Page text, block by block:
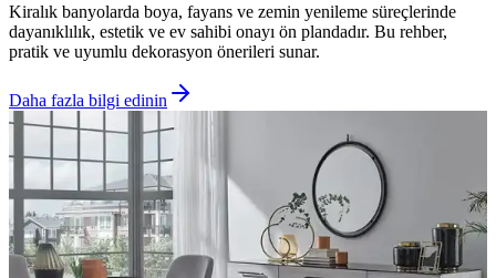
Kiralık banyolarda boya, fayans ve zemin yenileme süreçlerinde
dayanıklılık, estetik ve ev sahibi onayı ön plandadır. Bu rehber,
pratik ve uyumlu dekorasyon önerileri sunar.
Daha fazla bilgi edinin